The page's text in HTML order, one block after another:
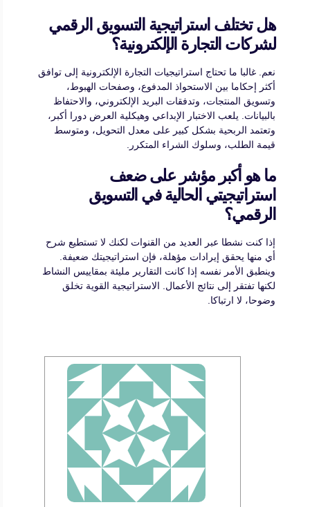
هل تختلف استراتيجية التسويق الرقمي
لشركات التجارة الإلكترونية؟
نعم. غالبا ما تحتاج استراتيجيات التجارة الإلكترونية إلى توافق
أكثر إحكاما بين الاستحواذ المدفوع، وصفحات الهبوط،
وتسويق المنتجات، وتدفقات البريد الإلكتروني، والاحتفاظ
بالبيانات. يلعب الاختبار الإبداعي وهيكلية العرض دورا أكبر،
وتعتمد الربحية بشكل كبير على معدل التحويل، ومتوسط
قيمة الطلب، وسلوك الشراء المتكرر.
ما هو أكبر مؤشر على ضعف
استراتيجيتي الحالية في التسويق
الرقمي؟
إذا كنت نشطا عبر العديد من القنوات لكنك لا تستطيع شرح
أي منها يحقق إيرادات مؤهلة، فإن استراتيجيتك ضعيفة.
وينطبق الأمر نفسه إذا كانت التقارير مليئة بمقاييس النشاط
لكنها تفتقر إلى نتائج الأعمال. الاستراتيجية القوية تخلق
وضوحا، لا ارتباكا.